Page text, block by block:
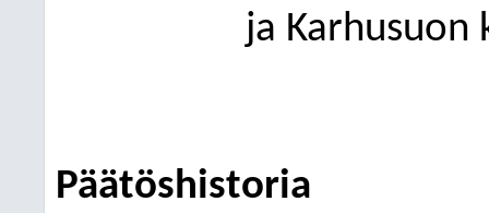
ja Karhusuon
Päätöshistoria